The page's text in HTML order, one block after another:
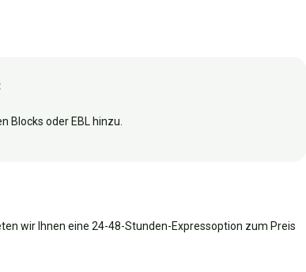
Blocks oder EBL hinzu.
wir Ihnen eine 24-48-Stunden-Expressoption zum Preis